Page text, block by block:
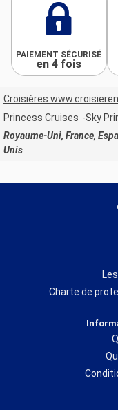
PAIEMENT SÉCURISÉ
en 4 fois
Croisières
Princess Cruises
Sky
Royaume-Uni, France,
Unis
Charte de